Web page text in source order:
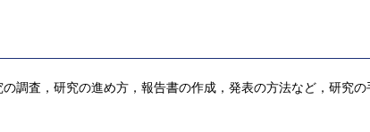
調査，研究の進め方，報告書の作成，発表の方法など，研究の